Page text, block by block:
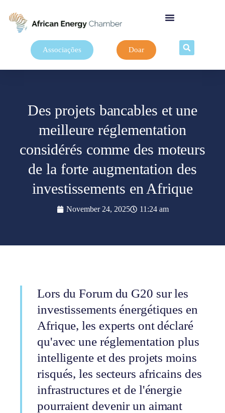
Associações Doar
Des projets bancables et une
meilleure réglementation
considérés comme des moteurs
de la forte augmentation des
investissements en Afrique
November 24, 2025 11:24 am
Lors du Forum du G20 sur les
investissements énergétiques en
Afrique, les experts ont déclaré
qu'avec une réglementation plus
intelligente et des projets moins
risqués, les secteurs africains des
infrastructures et de l'énergie
pourraient devenir un aimant